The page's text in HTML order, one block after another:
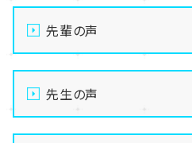
先輩の声
先生の声